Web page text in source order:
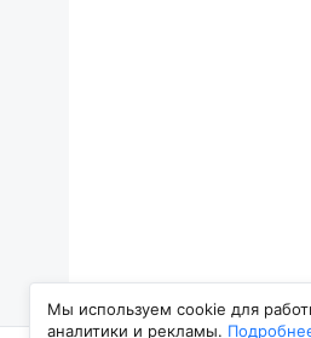
Мы используем cookie для
аналитики и рекламы.